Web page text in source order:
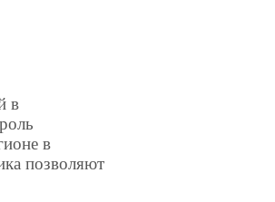
в
в
позволяют